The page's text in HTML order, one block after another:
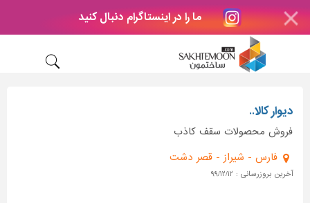
ما را در اینستاگرام دنبال کنید
دیوار کالا..
فروش محصولات سقف کاذب
فارس - شیراز - قصر دشت
آخرین بروزرسانی : ۹۹/۱۲/۱۲